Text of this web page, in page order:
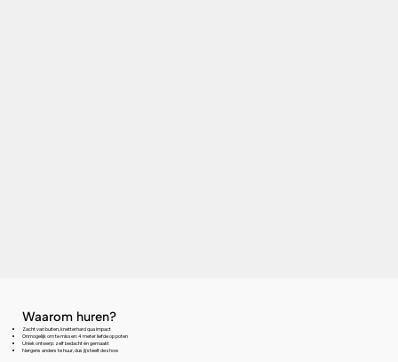
Waarom huren?
Zacht van buiten, knetterhard qua impact
Onmogelijk om te missen: 4 meter liefde op poten
Uniek ontwerp: zelf bedacht én gemaakt
Nergens anders te huur, dus jij steelt de show